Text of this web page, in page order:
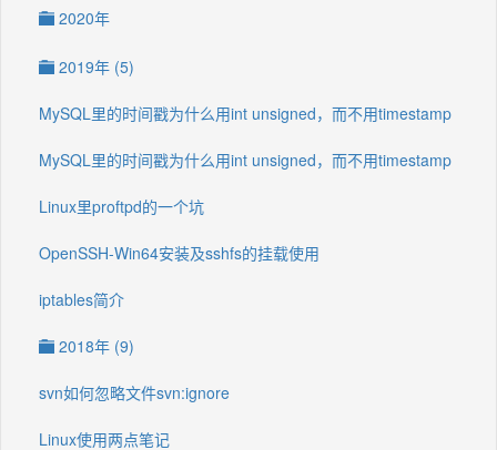
2020年
2019年 (5)
MySQL里的时间戳为什么用int unsigned，而不用timestamp
MySQL里的时间戳为什么用int unsigned，而不用timestamp
Linux里proftpd的一个坑
OpenSSH-Win64安装及sshfs的挂载使用
iptables简介
2018年 (9)
svn如何忽略文件svn:ignore
Linux使用两点笔记